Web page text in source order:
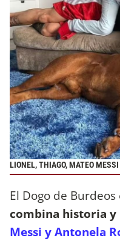
LIONEL, THIAGO, MATEO
El Dogo de Burdeos
combina historia y
Messi y Antonela